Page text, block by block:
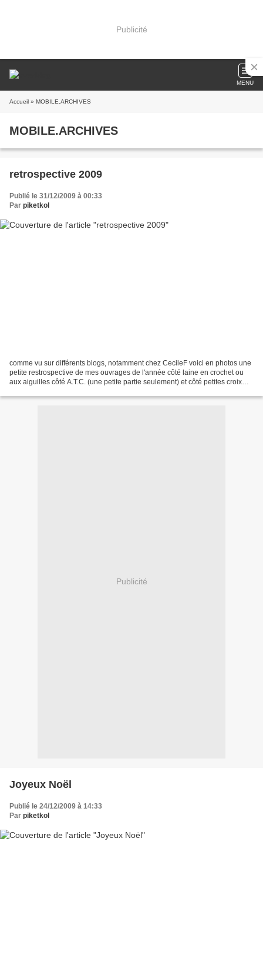
Publicité
MENU
Accueil » MOBILE.ARCHIVES
MOBILE.ARCHIVES
retrospective 2009
Publié le 31/12/2009 à 00:33
Par piketkol
comme vu sur différents blogs, notamment chez CecileF voici en photos une
petite restrospective de mes ouvrages de l'année côté laine en crochet ou
aux aiguilles côté A.T.C. (une petite partie seulement) et côté petites croix
Publicité
Joyeux Noël
Publié le 24/12/2009 à 14:33
Par piketkol